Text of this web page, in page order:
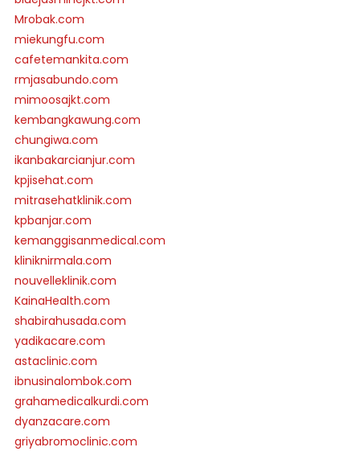
Mrobak.com
miekungfu.com
cafetemankita.com
rmjasabundo.com
mimoosajkt.com
kembangkawung.com
chungiwa.com
ikanbakarcianjur.com
kpjisehat.com
mitrasehatklinik.com
kpbanjar.com
kemanggisanmedical.com
kliniknirmala.com
nouvelleklinik.com
KainaHealth.com
shabirahusada.com
yadikacare.com
astaclinic.com
ibnusinalombok.com
grahamedicalkurdi.com
dyanzacare.com
griyabromoclinic.com